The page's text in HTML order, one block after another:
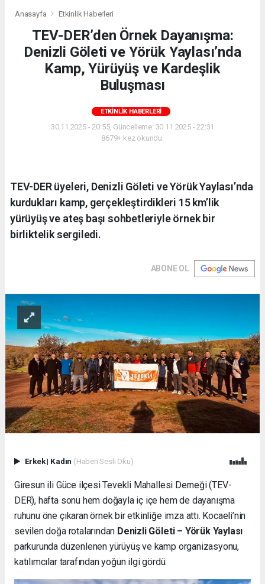
Anasayfa Etkinlik Haberleri
TEV-DER’den Örnek Dayanışma:
Denizli Göleti ve Yörük Yaylası’nda
Kamp, Yürüyüş ve Kardeşlik
Buluşması
ETKINLIK HABERLERI
30.11.2025 - 20:55, Güncelleme: 30.11.2025 - 22:31
8679+ kez okundu.
TEV-DER üyeleri, Denizli Göleti ve Yörük Yaylası’nda
kurdukları kamp, gerçekleştirdikleri 15 km’lik
yürüyüş ve ateş başı sohbetleriyle örnek bir
birliktelik sergiledi.
ABONE OL
Erkek| Kadın (Haberi Sesli Oku)
Giresun ili Güce ilçesi Tevekli Mahallesi Derneği (TEV-
DER), hafta sonu hem doğayla iç içe hem de dayanışma
ruhunu öne çıkaran örnek bir etkinliğe imza attı. Kocaeli’nin
sevilen doğa rotalarından Denizli Göleti – Yörük Yaylası
parkurunda düzenlenen yürüyüş ve kamp organizasyonu,
katılımcılar tarafından yoğun ilgi gördü.